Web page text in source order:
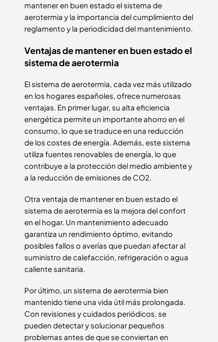
mantener en buen estado el sistema de
aerotermia y la importancia del cumplimiento del
reglamento y la periodicidad del mantenimiento.
Ventajas de mantener en buen estado el
sistema de aerotermia
El sistema de aerotermia, cada vez más utilizado
en los hogares españoles, ofrece numerosas
ventajas. En primer lugar, su alta eficiencia
energética permite un importante ahorro en el
consumo, lo que se traduce en una reducción
de los costes de energía. Además, este sistema
utiliza fuentes renovables de energía, lo que
contribuye a la protección del medio ambiente y
a la reducción de emisiones de CO2.
Otra ventaja de mantener en buen estado el
sistema de aerotermia es la mejora del confort
en el hogar. Un mantenimiento adecuado
garantiza un rendimiento óptimo, evitando
posibles fallos o averías que puedan afectar al
suministro de calefacción, refrigeración o agua
caliente sanitaria.
Por último, un sistema de aerotermia bien
mantenido tiene una vida útil más prolongada.
Con revisiones y cuidados periódicos, se
pueden detectar y solucionar pequeños
problemas antes de que se conviertan en